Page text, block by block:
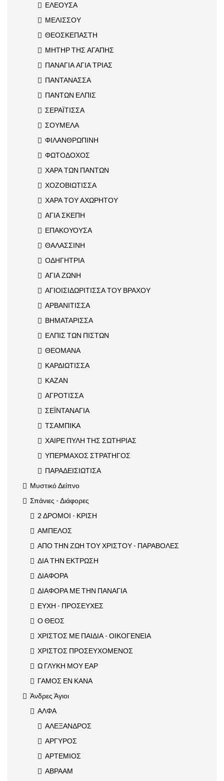
ΕΛΕΟΥΣΑ
ΜΕΛΙΣΣΟΥ
ΘΕΟΣΚΕΠΑΣΤΗ
ΜΗΤΗΡ ΤΗΣ ΑΓΑΠΗΣ
ΠΑΝΑΓΙΑ ΑΓΙΑ ΤΡΙΑΣ
ΠΑΝΤΑΝΑΣΣΑ
ΠΑΝΤΩΝ ΕΛΠΙΣ
ΣΕΡΑΪΤΙΣΣΑ
ΣΟΥΜΕΛΑ
ΦΙΛΑΝΘΡΩΠΙΝΗ
ΦΩΤΟΔΟΧΟΣ
ΧΑΡΑ ΤΩΝ ΠΑΝΤΩΝ
ΧΟΖΟΒΙΩΤΙΣΣΑ
ΧΑΡΑ ΤΟΥ ΑΧΩΡΗΤΟΥ
ΑΓΙΑ ΣΚΕΠΗ
ΕΠΑΚΟΥΟΥΣΑ
ΘΑΛΑΣΣΙΝΗ
ΟΔΗΓΗΤΡΙΑ
ΑΓΙΑ ΖΩΝΗ
ΑΓΙΟΙΣΙΔΩΡΙΤΙΣΣΑ ΤΟΥ ΒΡΑΧΟΥ
ΑΡΒΑΝΙΤΙΣΣΑ
ΒΗΜΑΤΑΡΙΣΣΑ
ΕΛΠΙΣ ΤΩΝ ΠΙΣΤΩΝ
ΘΕΟΜΑΝΑ
ΚΑΡΔΙΩΤΙΣΣΑ
ΚΑΖΑΝ
ΑΓΡΟΤΙΣΣΑ
ΣΕΪΝΤΑΝΑΓΙΑ
ΤΣΑΜΠΙΚΑ
ΧΑΙΡΕ ΠΥΛΗ ΤΗΣ ΣΩΤΗΡΙΑΣ
ΥΠΕΡΜΑΧΟΣ ΣΤΡΑΤΗΓΟΣ
ΠΑΡΑΔΕΙΣΙΩΤΙΣΑ
Μυστικό Δείπνο
Σπάνιες - Διάφορες
2 ΔΡΟΜΟΙ - ΚΡΙΣΗ
ΑΜΠΕΛΟΣ
ΑΠΟ ΤΗΝ ΖΩΗ ΤΟΥ ΧΡΙΣΤΟΥ - ΠΑΡΑΒΟΛΕΣ
ΔΙΑ ΤΗΝ ΕΚΤΡΩΣΗ
ΔΙΑΦΟΡΑ
ΔΙΑΦΟΡΑ ΜΕ ΤΗΝ ΠΑΝΑΓΙΑ
ΕΥΧΗ - ΠΡΟΣΕΥΧΕΣ
Ο ΘΕΟΣ
ΧΡΙΣΤΟΣ ΜΕ ΠΑΙΔΙΑ - ΟΙΚΟΓΕΝΕΙΑ
ΧΡΙΣΤΟΣ ΠΡΟΣΕΥΧΟΜΕΝΟΣ
Ω ΓΛΥΚΗ ΜΟΥ ΕΑΡ
ΓΑΜΟΣ ΕΝ ΚΑΝΑ
Άνδρες Άγιοι
ΑΛΦΑ
ΑΛΕΞΑΝΔΡΟΣ
ΑΡΓΥΡΟΣ
ΑΡΤΕΜΙΟΣ
ΑΒΡΑΑΜ